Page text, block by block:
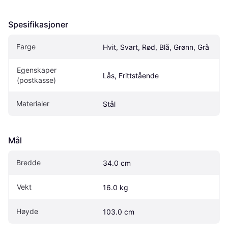
Spesifikasjoner
Farge Hvit, Svart, Rød, Blå, Grønn, Grå
Egenskaper
(postkasse)
Lås, Frittstående
Materialer Stål
Mål
Bredde 34.0 cm
Vekt 16.0 kg
Høyde 103.0 cm